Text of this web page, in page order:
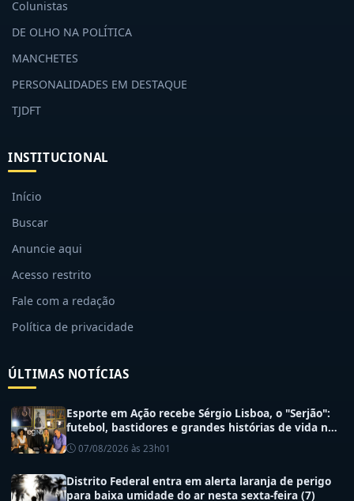
Colunistas
DE OLHO NA POLÍTICA
MANCHETES
PERSONALIDADES EM DESTAQUE
TJDFT
INSTITUCIONAL
Início
Buscar
Anuncie aqui
Acesso restrito
Fale com a redação
Política de privacidade
ÚLTIMAS NOTÍCIAS
Esporte em Ação recebe Sérgio Lisboa, o "Serjão":
futebol, bastidores e grandes histórias de vida no
07/08/2026 às 23h01
Distrito Federal entra em alerta laranja de perigo
para baixa umidade do ar nesta sexta-feira (7)